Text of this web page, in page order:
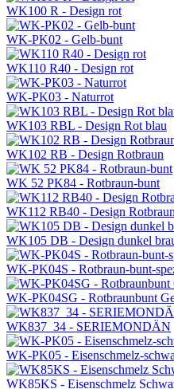
WK100 R - Design rot
WK-PK02 - Gelb-bunt
WK110 R40 - Design rot
WK-PK03 - Naturrot
WK103 RBL - Design Rot blau
WK102 RB - Design Rotbraun
WK 52 PK84 - Rotbraun-bunt
WK112 RB40 - Design Rotbraun
WK105 DB - Design dunkel
WK-PK04S - Rotbraun-bunt-
WK-PK04SG - Rotbraunbunt
WK837_34 - SERIEMONDÄN
WK-PK05 - Eisenschmelz-
WK85KS - Eisenschmelz